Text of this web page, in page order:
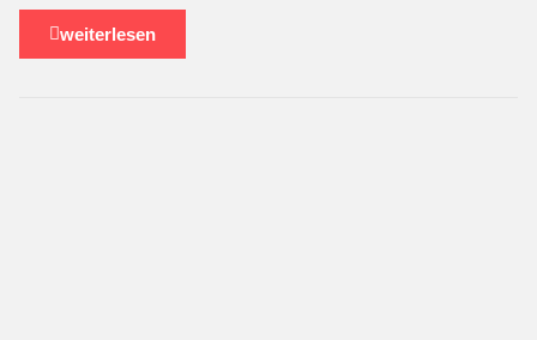
weiterlesen